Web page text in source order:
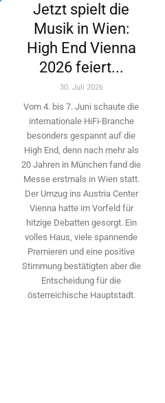
Jetzt spielt die
Musik in Wien:
High End Vienna
2026 feiert...
30. Juli 2026
Vom 4. bis 7. Juni schaute die
internationale HiFi-Branche
besonders gespannt auf die
High End, denn nach mehr als
20 Jahren in München fand die
Messe erstmals in Wien statt.
Der Umzug ins Austria Center
Vienna hatte im Vorfeld für
hitzige Debatten gesorgt. Ein
volles Haus, viele spannende
Premieren und eine positive
Stimmung bestätigten aber die
Entscheidung für die
österreichische Hauptstadt.